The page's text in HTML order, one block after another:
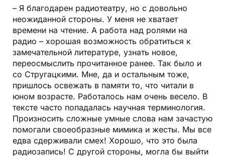
– Я благодарен радиотеатру, но с довольно
неожиданной стороны. У меня не хватает
времени на чтение. А работа над ролями на
радио – хорошая возможность обратиться к
замечательной литературе, узнать новое,
переосмыслить прочитанное ранее. Так было и
со Стругацкими. Мне, да и остальным тоже,
пришлось освежать в памяти то, что читали в
юном возрасте. Работалось нам очень весело. В
тексте часто попадалась научная терминология.
Произносить сложные умные слова нам зачастую
помогали своеобразные мимика и жесты. Мы все
едва сдерживали смех! Хорошо, что это была
радиозапись! С другой стороны, могла бы выйти